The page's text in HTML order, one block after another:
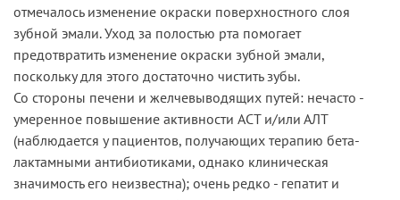
отмечалось изменение окраски поверхностного слоя
зубной эмали. Уход за полостью рта помогает
предотвратить изменение окраски зубной эмали,
поскольку для этого достаточно чистить зубы.
Со стороны печени и желчевыводящих путей: нечасто -
умеренное повышение активности ACT и/или АЛТ
(наблюдается у пациентов, получающих терапию бета-
лактамными антибиотиками, однако клиническая
значимость его неизвестна); очень редко - гепатит и